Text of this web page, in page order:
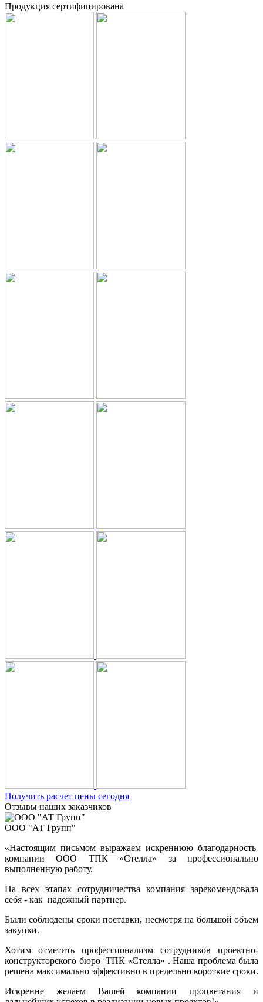
Продукция сертифицирована
Получить расчет цены сегодня
Отзывы наших заказчиков
ООО "АТ Групп"
«Настоящим письмом выражаем искреннюю благодарность
компании ООО ТПК «Стелла» за профессионально
выполненную работу.
На всех этапах сотрудничества компания зарекомендовала
себя - как надежный партнер.
Были соблюдены сроки поставки, несмотря на большой объем
закупки.
Хотим отметить профессионализм сотрудников проектно-
конструкторского бюро ТПК «Стелла» . Наша проблема была
решена максимально эффективно в предельно короткие сроки.
Искренне желаем Вашей компании процветания и